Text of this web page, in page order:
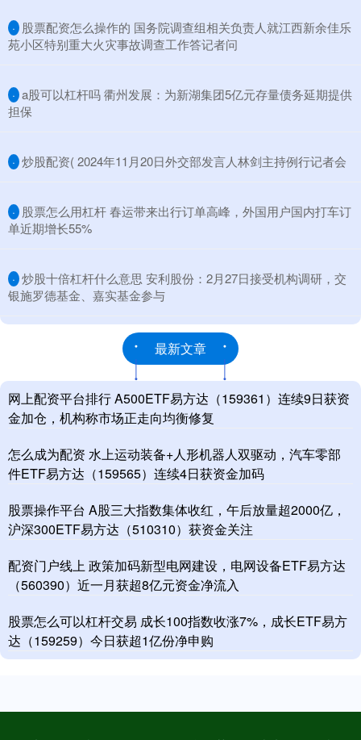
· ​股票配资怎么操作的 国务院调查组相关负责人就江西新余佳乐
苑小区特别重大火灾事故调查工作答记者问
· ​a股可以杠杆吗 衢州发展：为新湖集团5亿元存量债务延期提供
担保
· ​炒股配资( 2024年11月20日外交部发言人林剑主持例行记者会
· ​股票怎么用杠杆 春运带来出行订单高峰，外国用户国内打车订
单近期增长55%
· ​炒股十倍杠杆什么意思 安利股份：2月27日接受机构调研，交
银施罗德基金、嘉实基金参与
最新文章
网上配资平台排行 A500ETF易方达（159361）连续9日获资
金加仓，机构称市场正走向均衡修复
怎么成为配资 水上运动装备+人形机器人双驱动，汽车零部
件ETF易方达（159565）连续4日获资金加码
股票操作平台 A股三大指数集体收红，午后放量超2000亿，
沪深300ETF易方达（510310）获资金关注
配资门户线上 政策加码新型电网建设，电网设备ETF易方达
（560390）近一月获超8亿元资金净流入
股票怎么可以杠杆交易 成长100指数收涨7%，成长ETF易方
达（159259）今日获超1亿份净申购